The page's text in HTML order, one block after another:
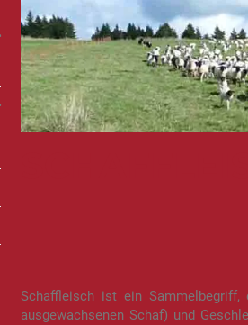
Schaffleisch ist ein
ausgewachsenen Schaf) und